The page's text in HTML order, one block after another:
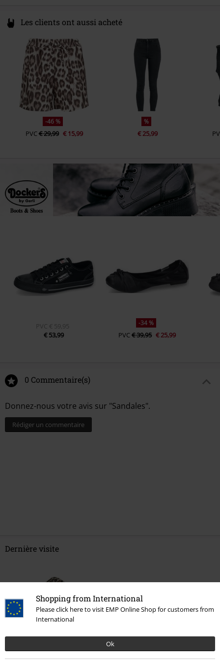
Shopping from International
Please click here to visit EMP Online Shop for customers from
International
Ok
Les clients ont aussi acheté
-46 %
PVC€ 29,99 € 15,99
%
€ 25,99
PVC € 59,95
€ 53,99
-34 %
PVC€ 39,95 € 25,99
0 Commentaire(s)
Donnez-nous votre avis sur "Sandales".
Rédiger un commentaire
Dernière visite
PVC€ 39,95
€ 32,99